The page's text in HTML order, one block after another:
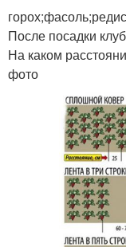
После посадки
На каком
фото